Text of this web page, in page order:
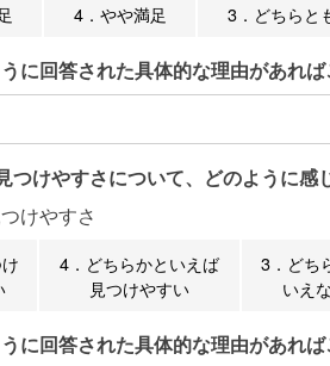
4．やや満足 3．どちらと
に回答された具体的な理由があれ
に回答された具体的な理由があれば
つけやすさについて、どのように感
けやすさ
4．どちらかといえば
見つけやすい
3．どち
いえ
に回答された具体的な理由があれ